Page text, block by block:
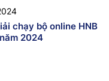
chạy bộ online HNB
2024